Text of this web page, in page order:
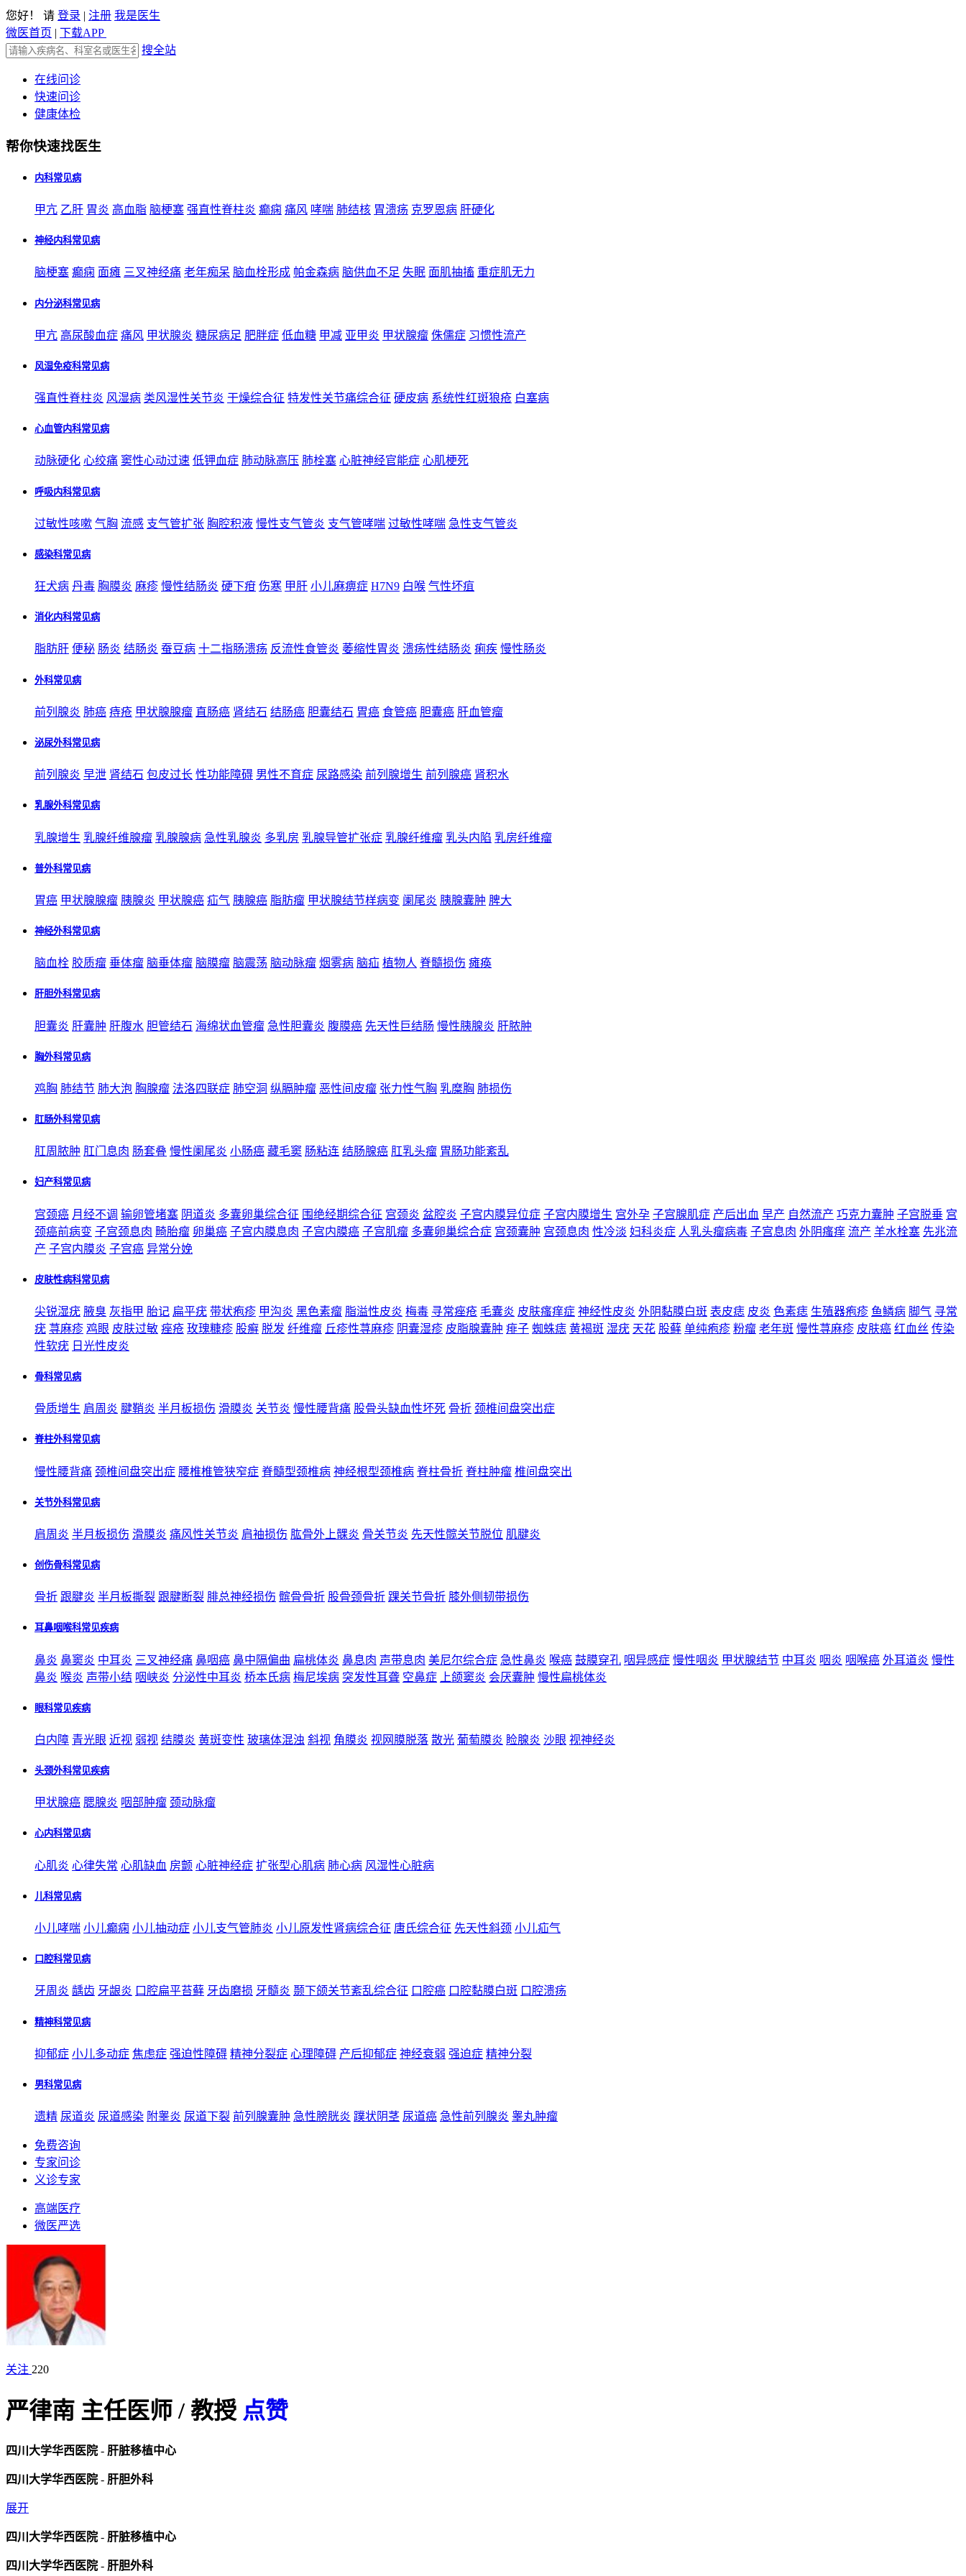
您好！ 请 登录 | 注册 我是医生
微医首页 | 下载APP
搜全站
在线问诊
快速问诊
健康体检
帮你快速找医生
内科常见病
甲亢 乙肝 胃炎 高血脂 脑梗塞 强直性脊柱炎 癫痫 痛风 哮喘 肺结核 胃溃疡 克罗恩病 肝硬化
神经内科常见病
脑梗塞 癫痫 面瘫 三叉神经痛 老年痴呆 脑血栓形成 帕金森病 脑供血不足 失眠 面肌抽搐 重症肌无力
内分泌科常见病
甲亢 高尿酸血症 痛风 甲状腺炎 糖尿病足 肥胖症 低血糖 甲减 亚甲炎 甲状腺瘤 侏儒症 习惯性流产
风湿免疫科常见病
强直性脊柱炎 风湿病 类风湿性关节炎 干燥综合征 特发性关节痛综合征 硬皮病 系统性红斑狼疮 白塞病
心血管内科常见病
动脉硬化 心绞痛 窦性心动过速 低钾血症 肺动脉高压 肺栓塞 心脏神经官能症 心肌梗死
呼吸内科常见病
过敏性咳嗽 气胸 流感 支气管扩张 胸腔积液 慢性支气管炎 支气管哮喘 过敏性哮喘 急性支气管炎
感染科常见病
狂犬病 丹毒 胸膜炎 麻疹 慢性结肠炎 硬下疳 伤寒 甲肝 小儿麻痹症 H7N9 白喉 气性坏疽
消化内科常见病
脂肪肝 便秘 肠炎 结肠炎 蚕豆病 十二指肠溃疡 反流性食管炎 萎缩性胃炎 溃疡性结肠炎 痢疾 慢性肠炎
外科常见病
前列腺炎 肺癌 痔疮 甲状腺腺瘤 直肠癌 肾结石 结肠癌 胆囊结石 胃癌 食管癌 胆囊癌 肝血管瘤
泌尿外科常见病
前列腺炎 早泄 肾结石 包皮过长 性功能障碍 男性不育症 尿路感染 前列腺增生 前列腺癌 肾积水
乳腺外科常见病
乳腺增生 乳腺纤维腺瘤 乳腺腺病 急性乳腺炎 多乳房 乳腺导管扩张症 乳腺纤维瘤 乳头内陷 乳房纤维瘤
普外科常见病
胃癌 甲状腺腺瘤 胰腺炎 甲状腺癌 疝气 胰腺癌 脂肪瘤 甲状腺结节样病变 阑尾炎 胰腺囊肿 脾大
神经外科常见病
脑血栓 胶质瘤 垂体瘤 脑垂体瘤 脑膜瘤 脑震荡 脑动脉瘤 烟雾病 脑疝 植物人 脊髓损伤 瘫痪
肝胆外科常见病
胆囊炎 肝囊肿 肝腹水 胆管结石 海绵状血管瘤 急性胆囊炎 腹膜癌 先天性巨结肠 慢性胰腺炎 肝脓肿
胸外科常见病
鸡胸 肺结节 肺大泡 胸腺瘤 法洛四联症 肺空洞 纵膈肿瘤 恶性间皮瘤 张力性气胸 乳糜胸 肺损伤
肛肠外科常见病
肛周脓肿 肛门息肉 肠套叠 慢性阑尾炎 小肠癌 藏毛窦 肠粘连 结肠腺癌 肛乳头瘤 胃肠功能紊乱
妇产科常见病
宫颈癌 月经不调 输卵管堵塞 阴道炎 多囊卵巢综合征 围绝经期综合征 宫颈炎 盆腔炎 子宫内膜异位症 子宫内膜增生 宫外孕 子宫腺肌症 产后出血 早产 自然流产 巧克力囊肿 子宫脱垂 宫
颈癌前病变 子宫颈息肉 畸胎瘤 卵巢癌 子宫内膜息肉 子宫内膜癌 子宫肌瘤 多囊卵巢综合症 宫颈囊肿 宫颈息肉 性冷淡 妇科炎症 人乳头瘤病毒 子宫息肉 外阴瘙痒 流产 羊水栓塞 先兆流
产 子宫内膜炎 子宫癌 异常分娩
皮肤性病科常见病
尖锐湿疣 腋臭 灰指甲 胎记 扁平疣 带状疱疹 甲沟炎 黑色素瘤 脂溢性皮炎 梅毒 寻常痤疮 毛囊炎 皮肤瘙痒症 神经性皮炎 外阴黏膜白斑 表皮痣 皮炎 色素痣 生殖器疱疹 鱼鳞病 脚气 寻常
疣 荨麻疹 鸡眼 皮肤过敏 痤疮 玫瑰糠疹 股癣 脱发 纤维瘤 丘疹性荨麻疹 阴囊湿疹 皮脂腺囊肿 痱子 蜘蛛痣 黄褐斑 湿疣 天花 股藓 单纯疱疹 粉瘤 老年斑 慢性荨麻疹 皮肤癌 红血丝 传染
性软疣 日光性皮炎
骨科常见病
骨质增生 肩周炎 腱鞘炎 半月板损伤 滑膜炎 关节炎 慢性腰背痛 股骨头缺血性坏死 骨折 颈椎间盘突出症
脊柱外科常见病
慢性腰背痛 颈椎间盘突出症 腰椎椎管狭窄症 脊髓型颈椎病 神经根型颈椎病 脊柱骨折 脊柱肿瘤 椎间盘突出
关节外科常见病
肩周炎 半月板损伤 滑膜炎 痛风性关节炎 肩袖损伤 肱骨外上髁炎 骨关节炎 先天性髋关节脱位 肌腱炎
创伤骨科常见病
骨折 跟腱炎 半月板撕裂 跟腱断裂 腓总神经损伤 髌骨骨折 股骨颈骨折 踝关节骨折 膝外侧韧带损伤
耳鼻咽喉科常见疾病
鼻炎 鼻窦炎 中耳炎 三叉神经痛 鼻咽癌 鼻中隔偏曲 扁桃体炎 鼻息肉 声带息肉 美尼尔综合症 急性鼻炎 喉癌 鼓膜穿孔 咽异感症 慢性咽炎 甲状腺结节 中耳炎 咽炎 咽喉癌 外耳道炎 慢性
鼻炎 喉炎 声带小结 咽峡炎 分泌性中耳炎 桥本氏病 梅尼埃病 突发性耳聋 空鼻症 上颌窦炎 会厌囊肿 慢性扁桃体炎
眼科常见疾病
白内障 青光眼 近视 弱视 结膜炎 黄斑变性 玻璃体混浊 斜视 角膜炎 视网膜脱落 散光 葡萄膜炎 睑腺炎 沙眼 视神经炎
头颈外科常见疾病
甲状腺癌 腮腺炎 咽部肿瘤 颈动脉瘤
心内科常见病
心肌炎 心律失常 心肌缺血 房颤 心脏神经症 扩张型心肌病 肺心病 风湿性心脏病
儿科常见病
小儿哮喘 小儿癫痫 小儿抽动症 小儿支气管肺炎 小儿原发性肾病综合征 唐氏综合征 先天性斜颈 小儿疝气
口腔科常见病
牙周炎 龋齿 牙龈炎 口腔扁平苔藓 牙齿磨损 牙髓炎 颞下颌关节紊乱综合征 口腔癌 口腔黏膜白斑 口腔溃疡
精神科常见病
抑郁症 小儿多动症 焦虑症 强迫性障碍 精神分裂症 心理障碍 产后抑郁症 神经衰弱 强迫症 精神分裂
男科常见病
遗精 尿道炎 尿道感染 附睾炎 尿道下裂 前列腺囊肿 急性膀胱炎 蹼状阴茎 尿道癌 急性前列腺炎 睾丸肿瘤
免费咨询
专家问诊
义诊专家
高端医疗
微医严选
关注 220
严律南 主任医师 / 教授 点赞
四川大学华西医院 - 肝脏移植中心
四川大学华西医院 - 肝胆外科
展开
四川大学华西医院 - 肝脏移植中心
四川大学华西医院 - 肝胆外科